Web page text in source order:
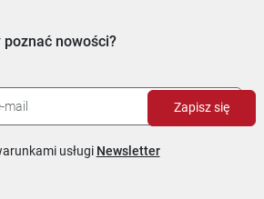
nowości?
usługi Newsletter
Zapisz się